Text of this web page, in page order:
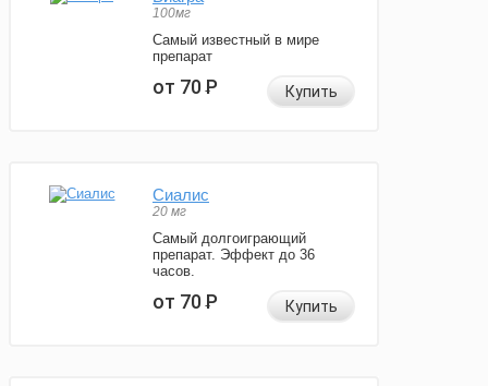
100мг
Самый известный в мире
препарат
от 70Р Купить
Сиалис
20 мг
Самый долгоиграющий
препарат. Эффект до 36
часов.
от 70Р Купить